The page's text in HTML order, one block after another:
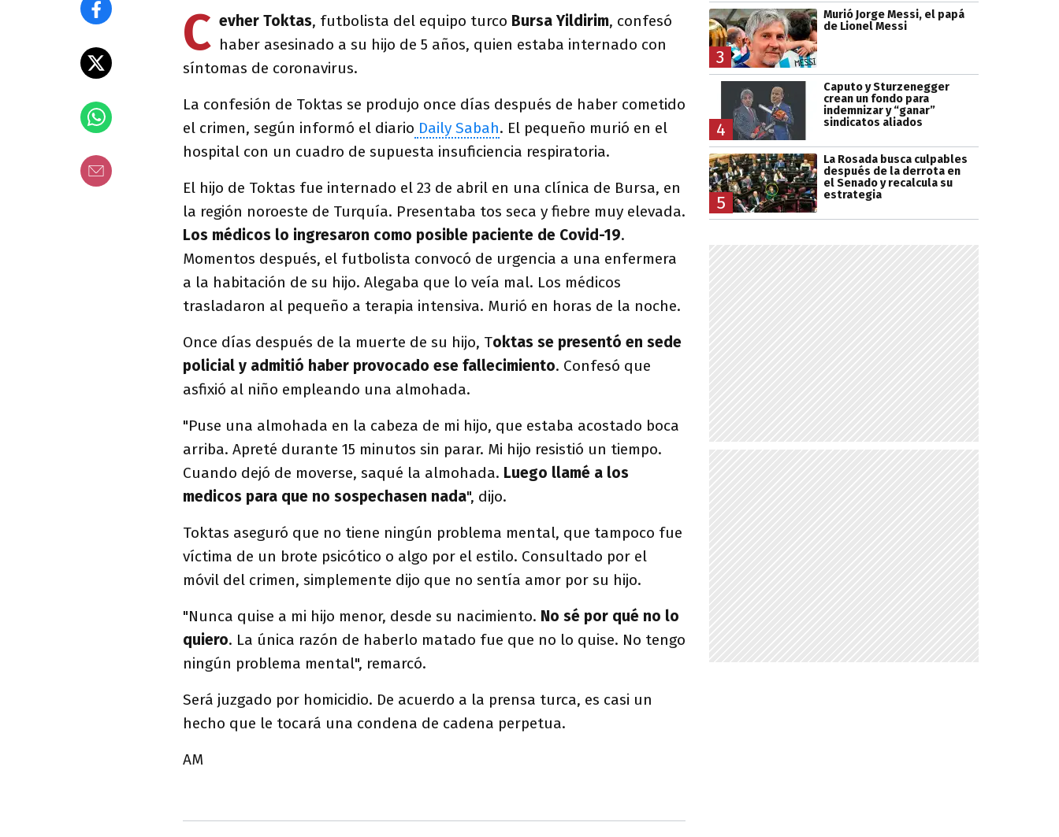
C evher Toktas, futbolista del equipo turco Bursa Yildirim, confesó
haber asesinado a su hijo de 5 años, quien estaba internado con
síntomas de coronavirus.
La confesión de Toktas se produjo once días después de haber cometido
el crimen, según informó el diario Daily Sabah. El pequeño murió en el
hospital con un cuadro de supuesta insuficiencia respiratoria.
El hijo de Toktas fue internado el 23 de abril en una clínica de Bursa, en
la región noroeste de Turquía. Presentaba tos seca y fiebre muy elevada.
Los médicos lo ingresaron como posible paciente de Covid-19.
Momentos después, el futbolista convocó de urgencia a una enfermera
a la habitación de su hijo. Alegaba que lo veía mal. Los médicos
trasladaron al pequeño a terapia intensiva. Murió en horas de la noche.
Once días después de la muerte de su hijo, Toktas se presentó en sede
policial y admitió haber provocado ese fallecimiento. Confesó que
asfixió al niño empleando una almohada.
"Puse una almohada en la cabeza de mi hijo, que estaba acostado boca
arriba. Apreté durante 15 minutos sin parar. Mi hijo resistió un tiempo.
Cuando dejó de moverse, saqué la almohada. Luego llamé a los
medicos para que no sospechasen nada", dijo.
Toktas aseguró que no tiene ningún problema mental, que tampoco fue
víctima de un brote psicótico o algo por el estilo. Consultado por el
móvil del crimen, simplemente dijo que no sentía amor por su hijo.
"Nunca quise a mi hijo menor, desde su nacimiento. No sé por qué no lo
quiero. La única razón de haberlo matado fue que no lo quise. No tengo
ningún problema mental", remarcó.
Será juzgado por homicidio. De acuerdo a la prensa turca, es casi un
hecho que le tocará una condena de cadena perpetua.
AM
3
Murió Jorge Messi, el papá
de Lionel Messi
4
Caputo y Sturzenegger
crean un fondo para
indemnizar y “ganar”
sindicatos aliados
5
La Rosada busca culpables
después de la derrota en
el Senado y recalcula su
estrategia